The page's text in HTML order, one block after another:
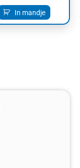
In mandje